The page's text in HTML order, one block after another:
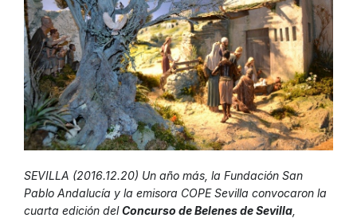
SEVILLA (2016.12.20) Un año más, la Fundación San
Pablo Andalucía y la emisora COPE Sevilla convocaron la
cuarta edición delConcurso de Belenes de Sevilla